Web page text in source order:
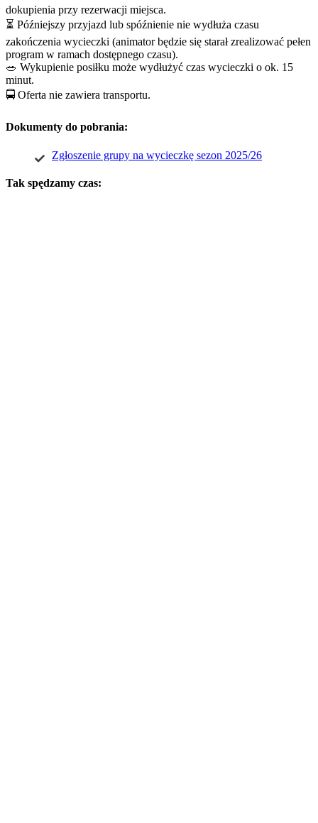
dokupienia przy rezerwacji miejsca.
⏳ Późniejszy przyjazd lub spóźnienie nie wydłuża czasu
zakończenia wycieczki (animator będzie się starał zrealizować pełen
program w ramach dostępnego czasu).
🥗 Wykupienie posiłku może wydłużyć czas wycieczki o ok. 15
minut.
🚍 Oferta nie zawiera transportu.
Dokumenty do pobrania:
Zgłoszenie grupy na wycieczkę sezon 2025/26
Tak spędzamy czas: